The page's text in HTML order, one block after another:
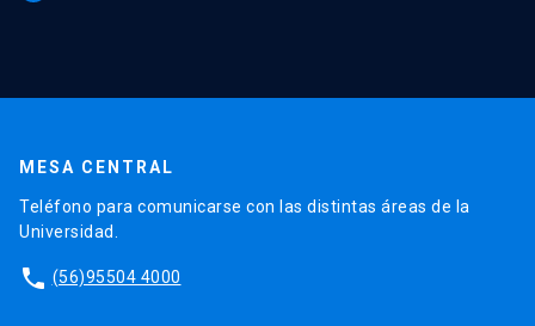
MESA CENTRAL
Teléfono para comunicarse con las distintas áreas de la
Universidad.
phone (56)95504 4000